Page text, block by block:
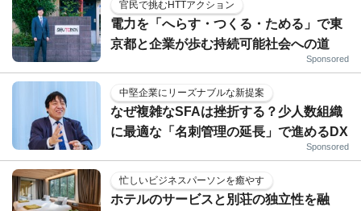
官民で挑むHTTアクション
電力を「へらす・つくる・ためる」で東
京都と企業が歩む持続可能社会への道
Sponsored
中堅企業にリーズナブルな新提案
なぜ複雑なSFAは挫折する？少人数組織
に最適な「名刺管理の延長」で進めるDX
Sponsored
忙しいビジネスパーソンを癒やす
ホテルのサービスと別荘の独立性を融